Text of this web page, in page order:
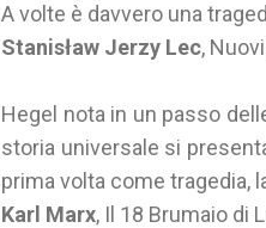
A volte è davvero una
Stanisław Jerzy Lec,
Hegel nota in un passo
storia universale si
prima volta come tragedia,
Karl Marx, Il 18 Brumaio di